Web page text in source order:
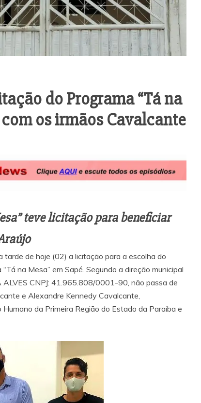
do Programa “Tá na
os irmãos Cavalcante
teve licitação para beneficiar
de hoje (02) a licitação para a escolha do
na Mesa” em Sapé. Segundo a direção municipal
CNPJ: 41.965.808/0001-90, não passa de
e Alexandre Kennedy Cavalcante,
da Primeira Região do Estado da Paraíba e